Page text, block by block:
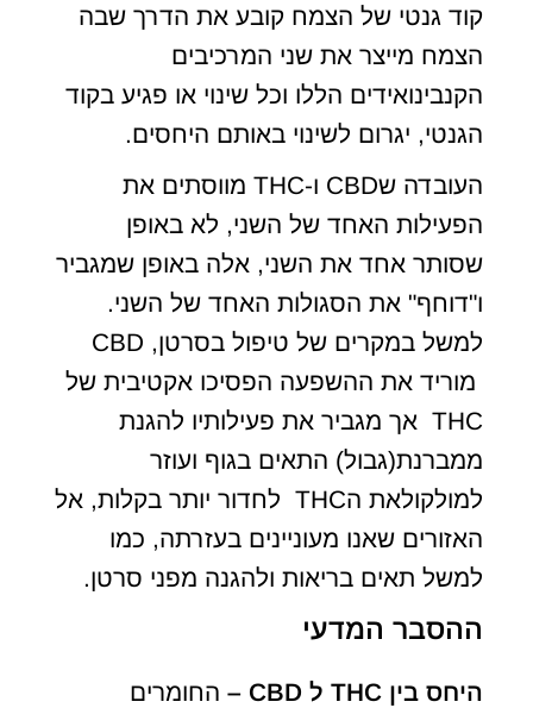
קוד גנטי של הצמח קובע את הדרך שבה
הצמח מייצר את שני המרכיבים
הקנבינואידים הללו וכל שינוי או פגיע בקוד
הגנטי, יגרום לשינוי באותם היחסים.
העובדה שCBD ו-THC מווסתים את
הפעילות האחד של השני, לא באופן
שסותר אחד את השני, אלה באופן שמגביר
ו"דוחף" את הסגולות האחד של השני.
למשל במקרים של טיפול בסרטן, CBD
מוריד את ההשפעה הפסיכו אקטיבית של
THC אך מגביר את פעילותיו להגנת
ממברנת(גבול) התאים בגוף ועוזר
למולקולאת הTHC לחדור יותר בקלות, אל
האזורים שאנו מעוניינים בעזרתה, כמו
למשל תאים בריאות ולהגנה מפני סרטן.
ההסבר המדעי
היחס ביןTHC ל CBD
– החומרים